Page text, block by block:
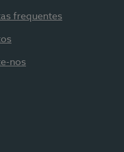
frequentes
nos